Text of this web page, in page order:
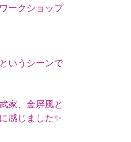
ークショップ
いうシーンで
家、金屏風と
感じました✨